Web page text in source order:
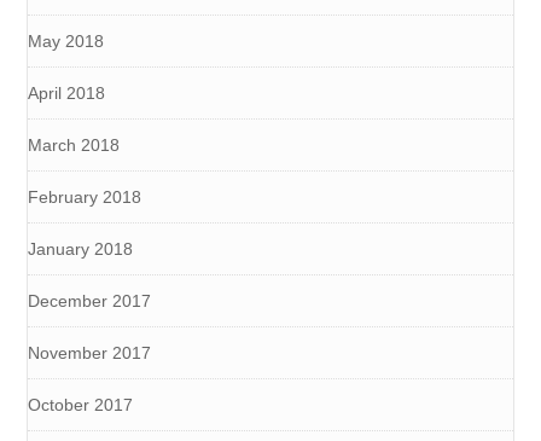
May 2018
April 2018
March 2018
February 2018
January 2018
December 2017
November 2017
October 2017